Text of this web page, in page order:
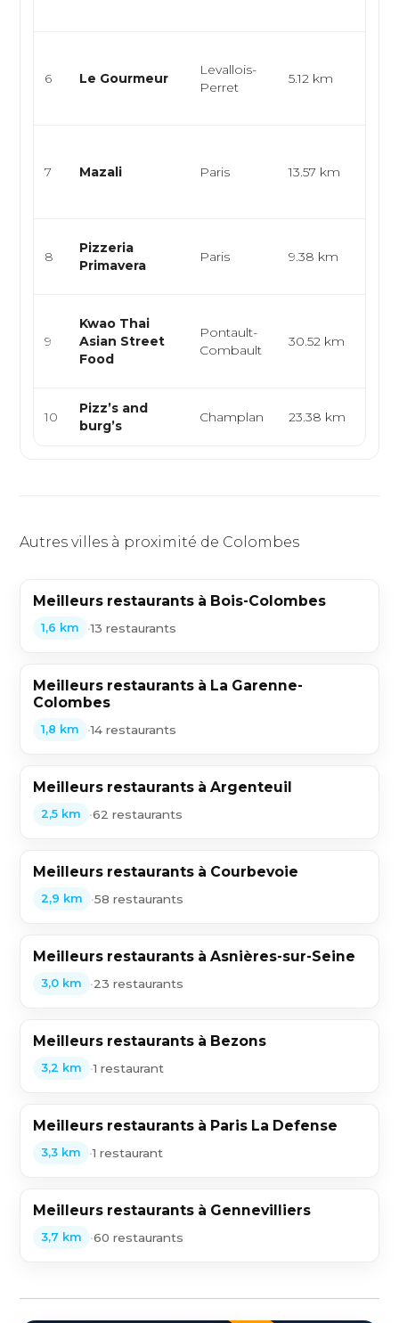
6 Le Gourmeur
Levallois-
Perret
5.12 km
7 Mazali Paris 13.57 km
8
Pizzeria
Primavera
Paris 9.38 km
9
Kwao Thai
Asian Street
Food
Pontault-
Combault
30.52 km
10
Pizz’s and
burg’s
Champlan 23.38 km
Autres villes à proximité de Colombes
Meilleurs restaurants à Bois-Colombes
1,6 km •13 restaurants
Meilleurs restaurants à La Garenne-
Colombes
1,8 km •14 restaurants
Meilleurs restaurants à Argenteuil
2,5 km •62 restaurants
Meilleurs restaurants à Courbevoie
2,9 km •58 restaurants
Meilleurs restaurants à Asnières-sur-Seine
3,0 km •23 restaurants
Meilleurs restaurants à Bezons
3,2 km •1 restaurant
Meilleurs restaurants à Paris La Defense
3,3 km •1 restaurant
Meilleurs restaurants à Gennevilliers
3,7 km •60 restaurants